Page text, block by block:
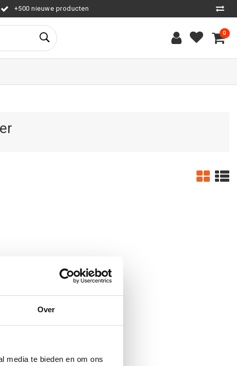
Over
media te bieden en om ons
+500 nieuwe producten
0